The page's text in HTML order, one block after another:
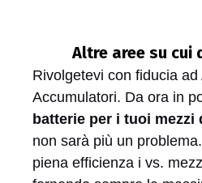
Altre aree su cui
Rivolgetevi con fiducia ad
Accumulatori. Da ora in
batterie per i tuoi mezzi
non sarà più un
piena efficienza i vs.